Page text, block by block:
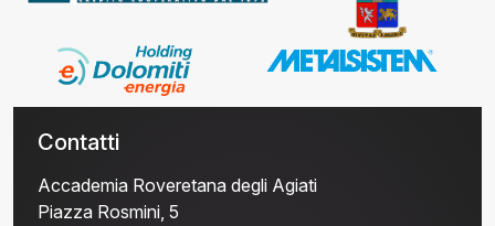
Contatti
Accademia Roveretana degli Agiati
Piazza Rosmini, 5